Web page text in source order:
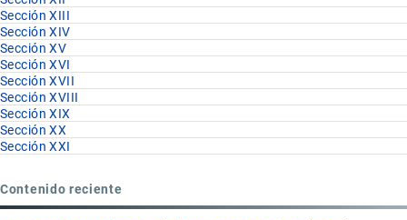
Sección XIII
Sección XIV
Sección XV
Sección XVI
Sección XVII
Sección XVIII
Sección XIX
Sección XX
Sección XXI
Contenido reciente